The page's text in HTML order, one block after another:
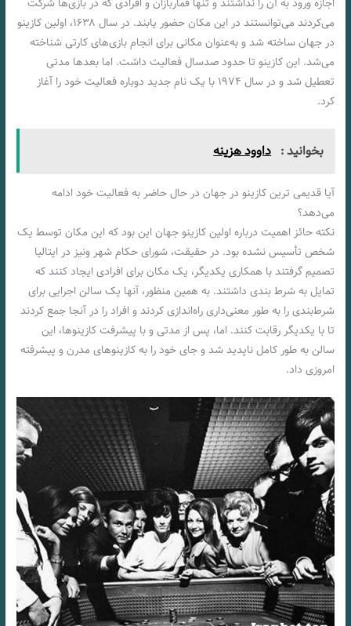
اجازه ورود به آن را نداشتند و تنها قماربازان و افرادی که در بازی‌ها شرکت
می‌کردند می‌توانستند در این مکان حضور یابند. در سال ۱۶۳۸، اولین کازینو
در جهان ساخته شد و به‌عنوان مکانی برای انجام بازی‌های کارتی شناخته
می‌شد. این کازینو تا حدود صدسال فعالیت داشت. اما بعدها مدتی
تعطیل شد و در سال ۱۹۷۴ با یک نام جدید دوباره فعالیت خود را آغاز
کرد.
بخوانید : داوود هزینه
آیا قدیمی ترین کازینو در جهان در حال حاضر به فعالیت خود ادامه
می‌دهد؟
نکته حائز اهمیت درباره اولین کازینو جهان این بود که این مکان توسط یک
شخص تأسیس نشده بود. در حقیقت، شورای حکام شهر ونیز در ایتالیا
تصمیم گرفتند با همکاری یکدیگر، یک مکان برای افرادی ایجاد کنند که
تمایل به‌ شرط بندی داشتند. به همین منظور، آنها یک سالن اجرایی برای
شرط‌بندی را به طور معنی‌داری راه‌اندازی کردند و افراد را در آنجا جمع کردند
تا با یکدیگر رقابت کنند. اما، پس از مدتی و با پیشرفت کازینوها، این
سالن به طور کامل ناپدید شد و جای خود را به کازینوهای مدرن و پیشرفته
امروزی داد.